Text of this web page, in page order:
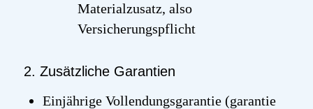
Materialzusatz, also
Versicherungspflicht
2. Zusätzliche Garantien
Einjährige Vollendungsgarantie (garantie